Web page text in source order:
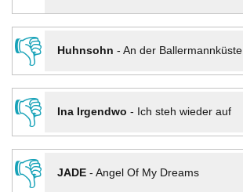
👎
Huhnsohn - An der Ballermannküste
👎
Ina Irgendwo - Ich steh wieder auf
👎
JADE- Angel Of My Dreams